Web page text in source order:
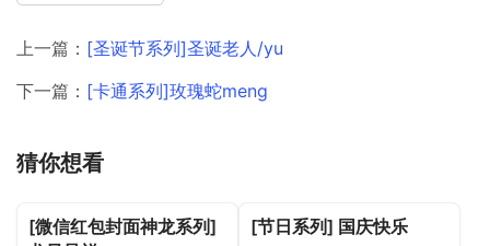
上一篇： [圣诞节系列]圣诞老人/yu
下一篇： [卡通系列]玫瑰蛇meng
猜你想看
[微信红包封面神龙系列]
[节日系列] 国庆快乐